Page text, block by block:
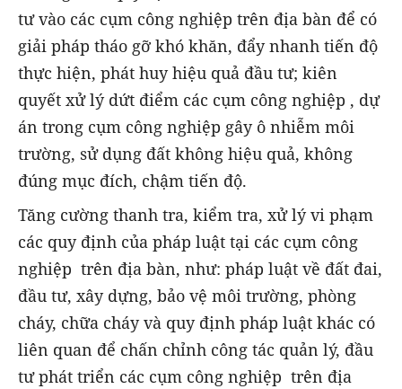
tư vào các cụm công nghiệp trên địa bàn để có
giải pháp tháo gỡ khó khăn, đẩy nhanh tiến độ
thực hiện, phát huy hiệu quả đầu tư; kiên
quyết xử lý dứt điểm các cụm công nghiệp , dự
án trong cụm công nghiệp gây ô nhiễm môi
trường, sử dụng đất không hiệu quả, không
đúng mục đích, chậm tiến độ.
Tăng cường thanh tra, kiểm tra, xử lý vi phạm
các quy định của pháp luật tại các cụm công
nghiệp trên địa bàn, như: pháp luật về đất đai,
đầu tư, xây dựng, bảo vệ môi trường, phòng
cháy, chữa cháy và quy định pháp luật khác có
liên quan để chấn chỉnh công tác quản lý, đầu
tư phát triển các cụm công nghiệp trên địa